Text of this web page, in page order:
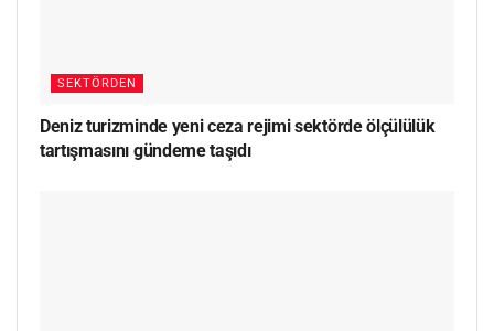
SEKTÖRDEN
Deniz turizminde yeni ceza rejimi sektörde ölçülülük
tartışmasını gündeme taşıdı